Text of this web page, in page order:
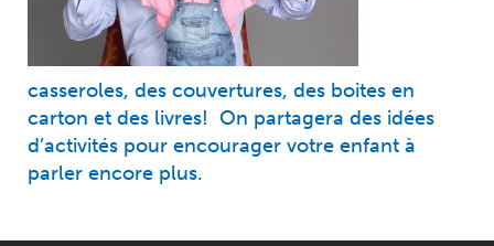
casseroles, des couvertures, des boites en
carton et des livres! On partagera des idées
d’activités pour encourager votre enfant à
parler encore plus.